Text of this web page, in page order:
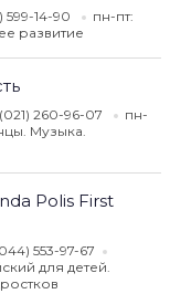
599-14-90
пн-пт:
развитие
260-96-07
пн-
Музыка.
Polis First
553-97-67
для детей.